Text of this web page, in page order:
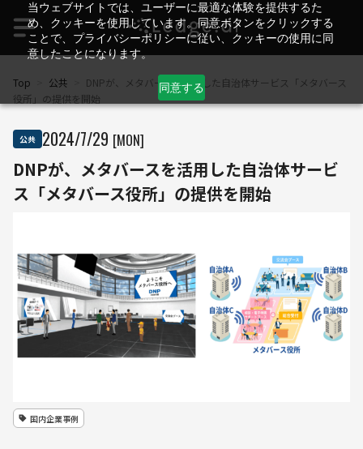
当ウェブサイトでは、ユーザーに最適な体験を提供するた
め、クッキーを使用しています。同意ボタンをクリックする
ことで、プライバシーポリシーに従い、クッキーの使用に同
意したことになります。
同意する
Top 公共
DNPが、メタバースを活用した自治体サービス「メタバース
役所」の提供を開始
公共 2024/7/29 [MON]
DNPが、メタバースを活用した自治体サービ
ス「メタバース役所」の提供を開始
国内企業事例